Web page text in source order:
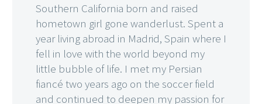
Southern California born and raised
hometown girl gone wanderlust. Spent a
year living abroad in Madrid, Spain where I
fell in love with the world beyond my
little bubble of life. I met my Persian
fiancé two years ago on the soccer field
and continued to deepen my passion for